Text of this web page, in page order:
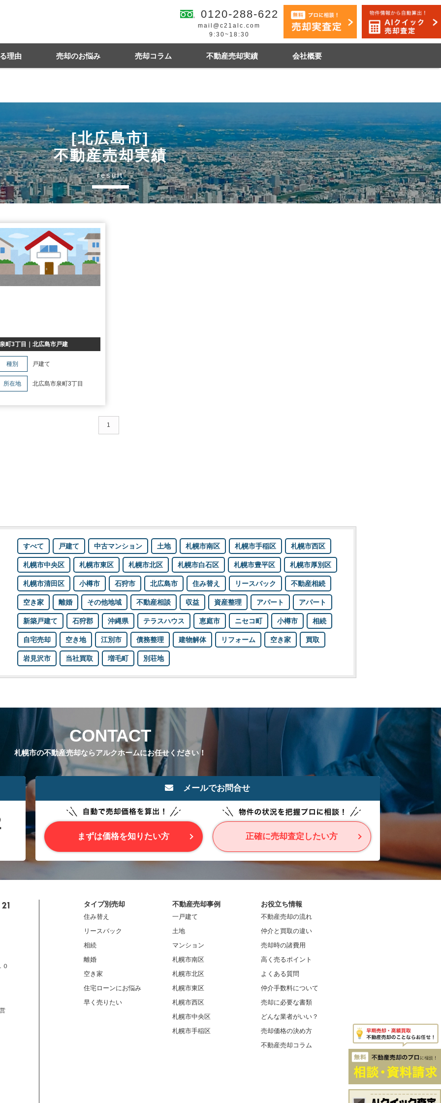
0120-288-622
mail@c21alc.com
9:30~18:30
理由 売却のお悩み
離婚 住宅ローンにお悩み
売却コラム
の費用・税金 相続関連
不動産売却実績
市東区 札幌市西区 札幌市中央区 札幌市手稲区 札幌市白石区
札幌市清田区 江別市 北広島市 小樽市 石狩市 その他地域
離婚 空き家
会社概要
[北広島市]
不動産売却実績
result
泉町3丁目｜北広島市戸建
種別 戸建て
所在地 北広島市泉町3丁目
1
すべて 戸建て 中古マンション 土地 札幌市南区 札幌市手稲区 札幌市西区
札幌市中央区 札幌市東区 札幌市北区 札幌市白石区 札幌市豊平区 札幌市厚別区
札幌市清田区 小樽市 石狩市 北広島市 住み替え リースバック 不動産相続
空き家 離婚 その他地域 不動産相談 収益 資産整理 アパート アパート
新築戸建て 石狩郡 沖縄県 テラスハウス 恵庭市 ニセコ町 小樽市 相続
自宅売却 空き地 江別市 債務整理 建物解体 リフォーム 空き家 買取
岩見沢市 当社買取 増毛町 別荘地
CONTACT
札幌市の不動産売却ならアルクホームにお任せください！
メールでお問合せ
まずは価格を知りたい方 正確に売却査定したい方
タイプ別売却
住み替え
リースバック
相続
離婚
空き家
住宅ローンにお悩み
早く売りたい
不動産売却事例
一戸建て
土地
マンション
札幌市南区
札幌市北区
札幌市東区
札幌市西区
札幌市中央区
札幌市手稲区
お役立ち情報
不動産売却の流れ
仲介と買取の違い
売却時の諸費用
高く売るポイント
よくある質問
仲介手数料について
売却に必要な書類
どんな業者がいい？
売却価格の決め方
不動産売却コラム